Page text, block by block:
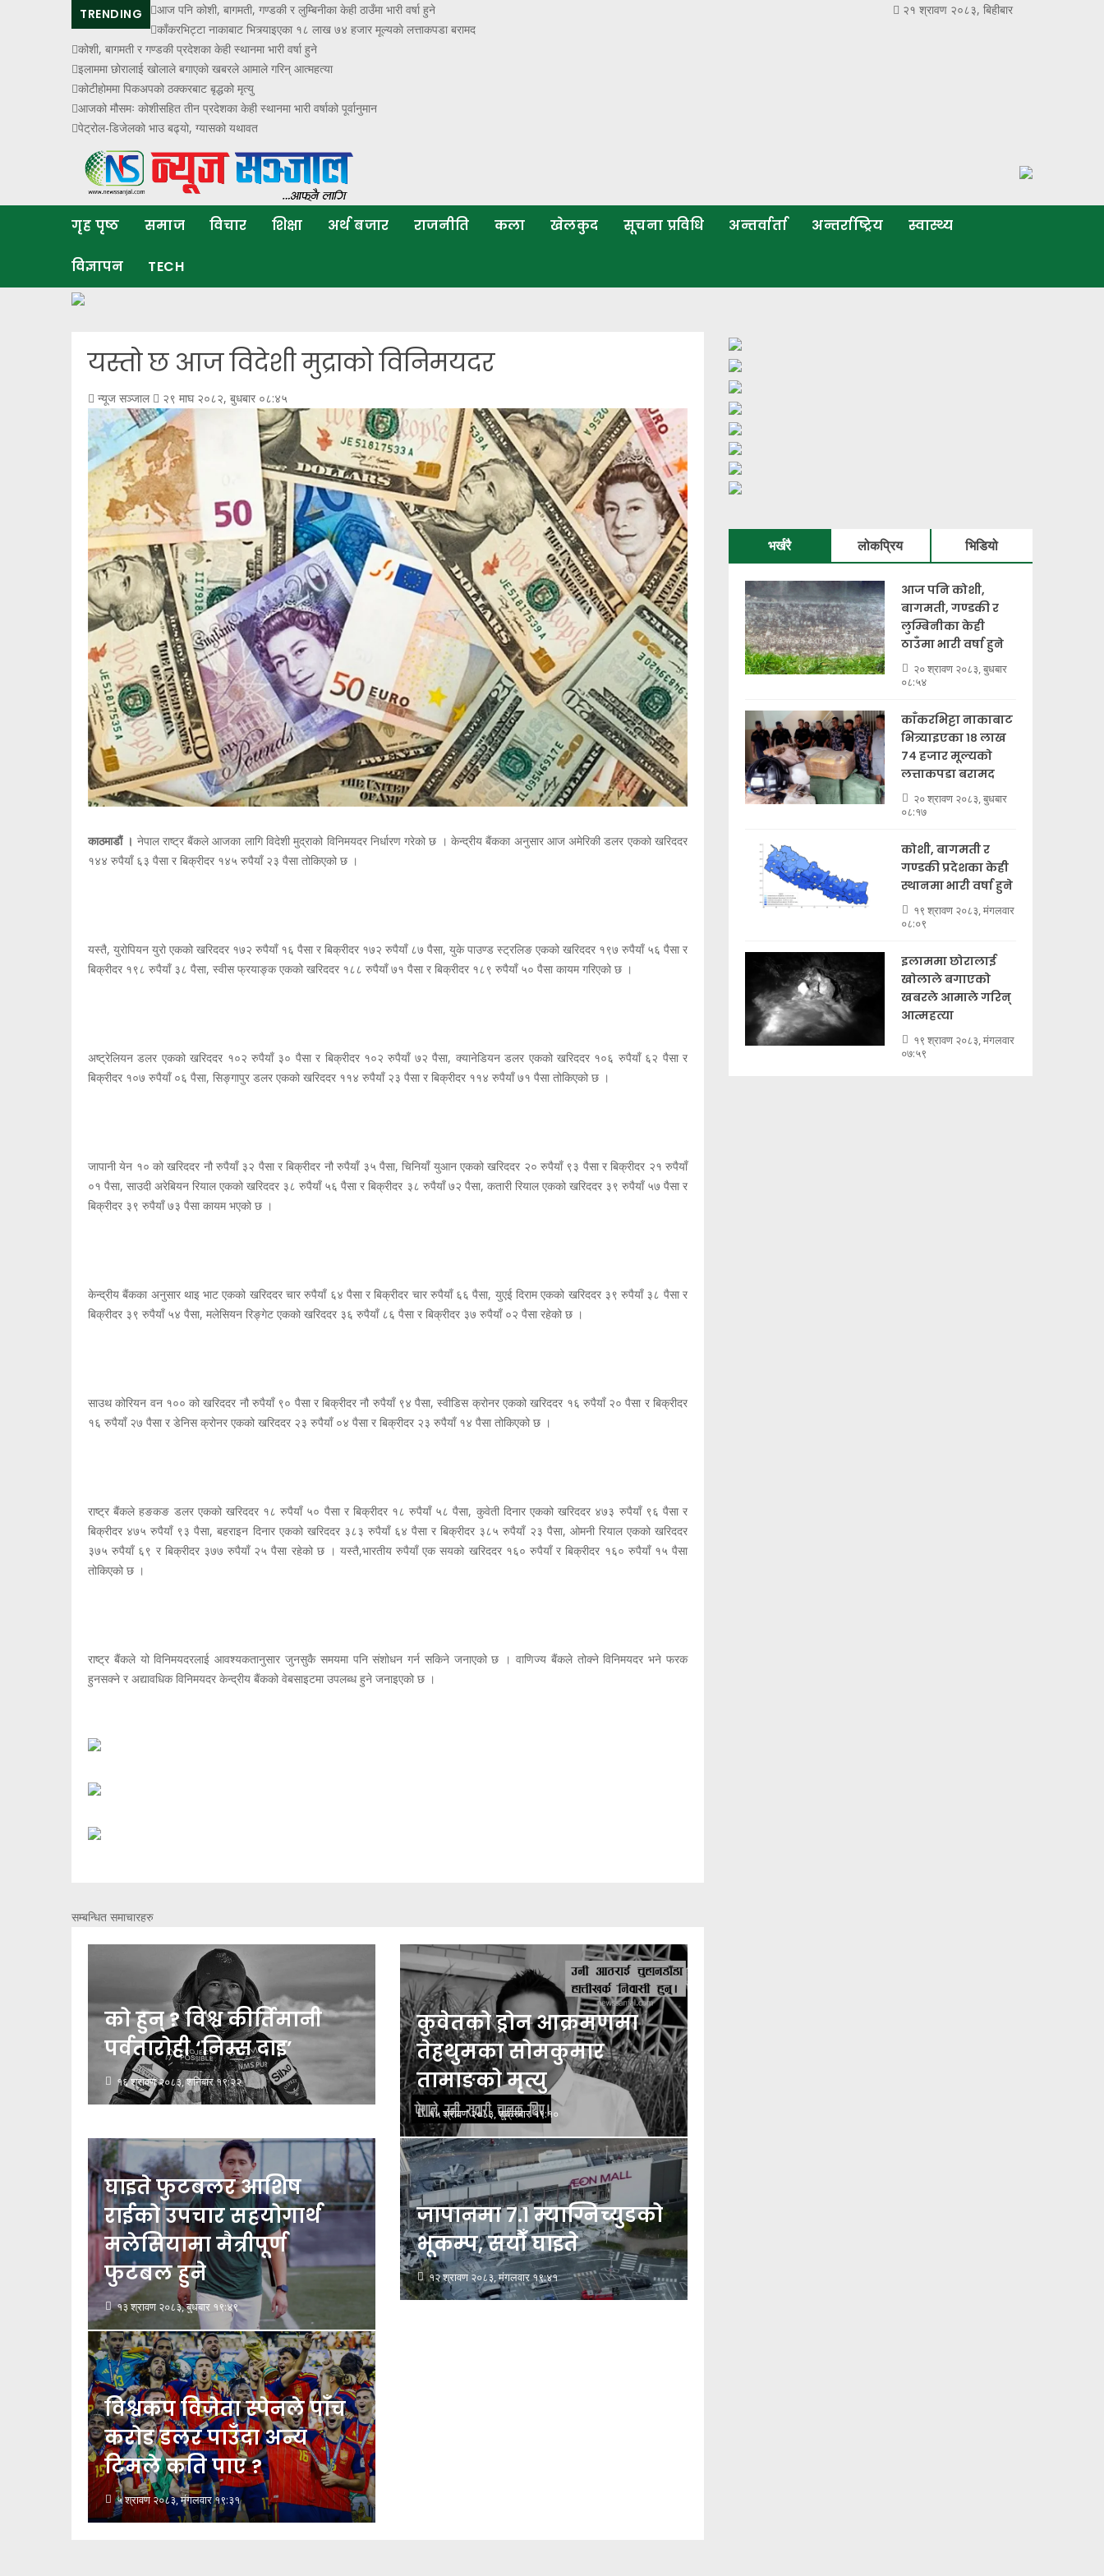
TRENDING
आज पनि कोशी, बागमती, गण्डकी र लुम्बिनीका केही ठाउँमा भारी वर्षा हुने
काँकरभिट्टा नाकाबाट भित्र्याइएका १८ लाख ७४ हजार मूल्यकाे लत्ताकपडा बरामद
कोशी, बागमती र गण्डकी प्रदेशका केही स्थानमा भारी वर्षा हुने
इलाममा छोरालाई खोलाले बगाएकाे खबरले आमाले गरिन् आत्महत्या
कोटीहोममा पिकअपको ठक्करबाट बृद्धको मृत्यु
आजको मौसमः कोशीसहित तीन प्रदेशका केही स्थानमा भारी वर्षाको पूर्वानुमान
पेट्रोल-डिजेलको भाउ बढ्यो, ग्यासको यथावत
२१ श्रावण २०८३, बिहीबार
गृह पृष्ठ समाज विचार शिक्षा अर्थ बजार राजनीति कला खेलकुद सूचना प्रविधि अन्तर्वार्ता अन्तर्राष्ट्रिय स्वास्थ्य
विज्ञापन TECH
यस्तो छ आज विदेशी मुद्राको विनिमयदर
न्यूज सञ्जाल २९ माघ २०८२, बुधबार ०८:४५
काठमाडौं । नेपाल राष्ट्र बैंकले आजका लागि विदेशी मुद्राको विनिमयदर निर्धारण गरेको छ । केन्द्रीय बैंकका अनुसार आज अमेरिकी डलर एकको खरिददर
१४४ रुपैयाँ ६३ पैसा र बिक्रीदर १४५ रुपैयाँ २३ पैसा तोकिएको छ ।
यस्तै, युरोपियन युरो एकको खरिददर १७२ रुपैयाँ १६ पैसा र बिक्रीदर १७२ रुपैयाँ ८७ पैसा, युके पाउण्ड स्ट्रलिङ एकको खरिददर १९७ रुपैयाँ ५६ पैसा र
बिक्रीदर १९८ रुपैयाँ ३८ पैसा, स्वीस फ्रयाङ्क एकको खरिददर १८८ रुपैयाँ ७१ पैसा र बिक्रीदर १८९ रुपैयाँ ५० पैसा कायम गरिएको छ ।
अष्ट्रेलियन डलर एकको खरिददर १०२ रुपैयाँ ३० पैसा र बिक्रीदर १०२ रुपैयाँ ७२ पैसा, क्यानेडियन डलर एकको खरिददर १०६ रुपैयाँ ६२ पैसा र
बिक्रीदर १०७ रुपैयाँ ०६ पैसा, सिङ्गापुर डलर एकको खरिददर ११४ रुपैयाँ २३ पैसा र बिक्रीदर ११४ रुपैयाँ ७१ पैसा तोकिएको छ ।
जापानी येन १० को खरिददर नौ रुपैयाँ ३२ पैसा र बिक्रीदर नौ रुपैयाँ ३५ पैसा, चिनियाँ युआन एकको खरिददर २० रुपैयाँ ९३ पैसा र बिक्रीदर २१ रुपैयाँ
०१ पैसा, साउदी अरेबियन रियाल एकको खरिददर ३८ रुपैयाँ ५६ पैसा र बिक्रीदर ३८ रुपैयाँ ७२ पैसा, कतारी रियाल एकको खरिददर ३९ रुपैयाँ ५७ पैसा र
बिक्रीदर ३९ रुपैयाँ ७३ पैसा कायम भएको छ ।
केन्द्रीय बैंकका अनुसार थाइ भाट एकको खरिददर चार रुपैयाँ ६४ पैसा र बिक्रीदर चार रुपैयाँ ६६ पैसा, युएई दिराम एकको खरिददर ३९ रुपैयाँ ३८ पैसा र
बिक्रीदर ३९ रुपैयाँ ५४ पैसा, मलेसियन रिङ्गेट एकको खरिददर ३६ रुपैयाँ ८६ पैसा र बिक्रीदर ३७ रुपैयाँ ०२ पैसा रहेको छ ।
साउथ कोरियन वन १०० को खरिददर नौ रुपैयाँ ९० पैसा र बिक्रीदर नौ रुपैयाँ ९४ पैसा, स्वीडिस क्रोनर एकको खरिददर १६ रुपैयाँ २० पैसा र बिक्रीदर
१६ रुपैयाँ २७ पैसा र डेनिस क्रोनर एकको खरिददर २३ रुपैयाँ ०४ पैसा र बिक्रीदर २३ रुपैयाँ १४ पैसा तोकिएको छ ।
राष्ट्र बैंकले हङकङ डलर एकको खरिददर १८ रुपैयाँ ५० पैसा र बिक्रीदर १८ रुपैयाँ ५८ पैसा, कुवेती दिनार एकको खरिददर ४७३ रुपैयाँ ९६ पैसा र
बिक्रीदर ४७५ रुपैयाँ ९३ पैसा, बहराइन दिनार एकको खरिददर ३८३ रुपैयाँ ६४ पैसा र बिक्रीदर ३८५ रुपैयाँ २३ पैसा, ओमनी रियाल एकको खरिददर
३७५ रुपैयाँ ६९ र बिक्रीदर ३७७ रुपैयाँ २५ पैसा रहेको छ । यस्तै,भारतीय रुपैयाँ एक सयको खरिददर १६० रुपैयाँ र बिक्रीदर १६० रुपैयाँ १५ पैसा
तोकिएको छ ।
राष्ट्र बैंकले यो विनिमयदरलाई आवश्यकतानुसार जुनसुकै समयमा पनि संशोधन गर्न सकिने जनाएको छ । वाणिज्य बैंकले तोक्ने विनिमयदर भने फरक
हुनसक्ने र अद्यावधिक विनिमयदर केन्द्रीय बैंकको वेबसाइटमा उपलब्ध हुने जनाइएको छ ।
सम्बन्धित समाचारहरु
को हुन् ? विश्व कीर्तिमानी
पर्वतारोही ‘निम्स दाइ’
१६ श्रावण २०८३, शनिबार १९:२२
कुवेतको ड्रोन आक्रमणमा
तेह्रथुमका सोमकुमार
तामाङको मृत्यु
१५ श्रावण २०८३, शुक्रबार १९:१०
घाइते फुटबलर आशिष
राईको उपचार सहयोगार्थ
मलेसियामा मैत्रीपूर्ण
फुटबल हुने
१३ श्रावण २०८३, बुधबार १९:४९
जापानमा ७.१ म्याग्निच्युडको
भूकम्प, सयौँ घाइते
१२ श्रावण २०८३, मंगलवार १९:४१
विश्वकप विजेता स्पेनले पाँच
करोड डलर पाउँदा अन्य
टिमले कति पाए ?
५ श्रावण २०८३, मंगलवार १९:३१
भर्खरै लोकप्रिय भिडियो
आज पनि कोशी,
बागमती, गण्डकी र
लुम्बिनीका केही
ठाउँमा भारी वर्षा हुने
२० श्रावण २०८३, बुधबार
०८:५४
काँकरभिट्टा नाकाबाट
भित्र्याइएका १८ लाख
७४ हजार मूल्यकाे
लत्ताकपडा बरामद
२० श्रावण २०८३, बुधबार
०८:१७
कोशी, बागमती र
गण्डकी प्रदेशका केही
स्थानमा भारी वर्षा हुने
१९ श्रावण २०८३, मंगलवार
०८:०९
इलाममा छोरालाई
खोलाले बगाएकाे
खबरले आमाले गरिन्
आत्महत्या
१९ श्रावण २०८३, मंगलवार
०७:५९